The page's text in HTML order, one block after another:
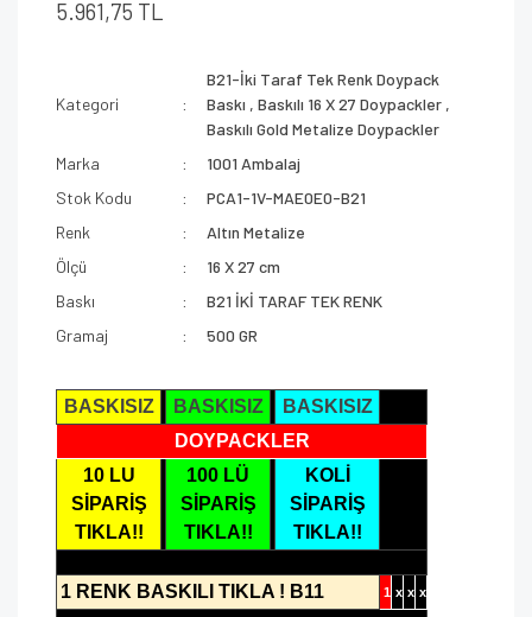
5.961,75 TL
Kategori
B21-İki Taraf Tek Renk Doypack
Baskı ,Baskılı 16 X 27 Doypackler ,
Baskılı Gold Metalize Doypackler
Marka
1001 Ambalaj
Stok Kodu
PCA1-1V-MAE0E0-B21
Renk
Altın Metalize
Ölçü
16 X 27 cm
Baskı
B21 İKİ TARAF TEK RENK
Gramaj
500 GR
BASKISIZ BASKISIZ
BASKISIZ
DOYPACKLER
10 LU
SİPARİŞ
TIKLA!!
100 LÜ
SİPARİŞ
TIKLA!!
KOLİ
SİPARİŞ
TIKLA!!
1 RENK BASKILI TIKLA ! B11 1 x x x